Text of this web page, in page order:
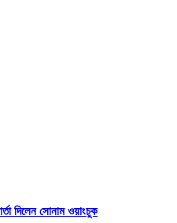
দিলেন সোনাম ওয়াংচুক